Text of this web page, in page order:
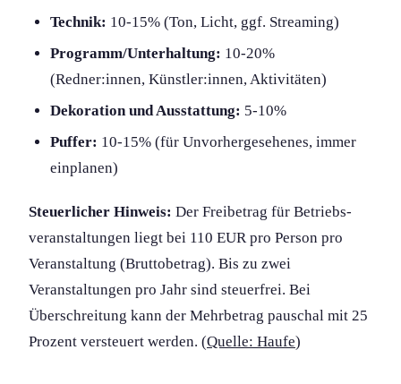
Technik: 10-15% (Ton, Licht, ggf. Streaming)
Programm/Unterhaltung: 10-20%
(Redner:innen, Künstler:innen, Aktivitäten)
Dekoration und Ausstattung: 5-10%
Puffer: 10-15% (für Unvorhergesehenes, immer
einplanen)
Steuerlicher Hinweis: Der Freibetrag für Betriebs­
veranstaltung­en liegt bei 110 EUR pro Person pro
Veranstaltung (Bruttobetrag). Bis zu zwei
Veranstaltung­en pro Jahr sind steuerfrei. Bei
Überschreitung kann der Mehrbetrag pauschal mit 25
Prozent versteuert werden. (Quelle: Haufe)